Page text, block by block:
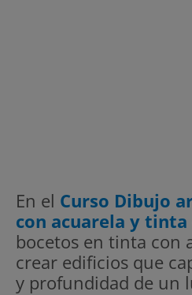
En el Curso Dibujo
con acuarela y tinta
bocetos en tinta con
crear edificios que
y profundidad de un